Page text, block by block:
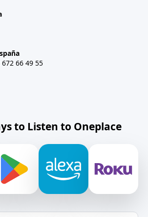
66 49 55
to Listen to Oneplace